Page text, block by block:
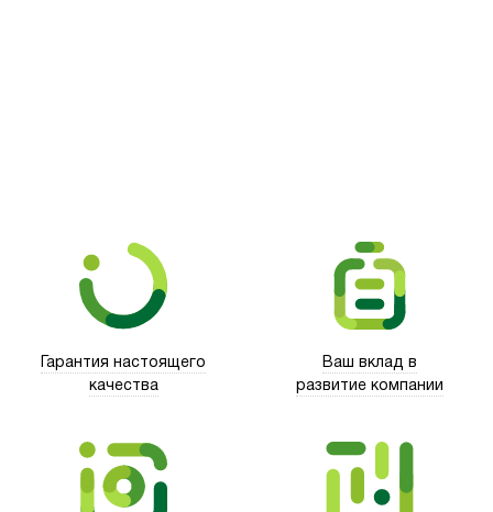
Гарантия настоящего
качества
Ваш вклад в
развитие компании